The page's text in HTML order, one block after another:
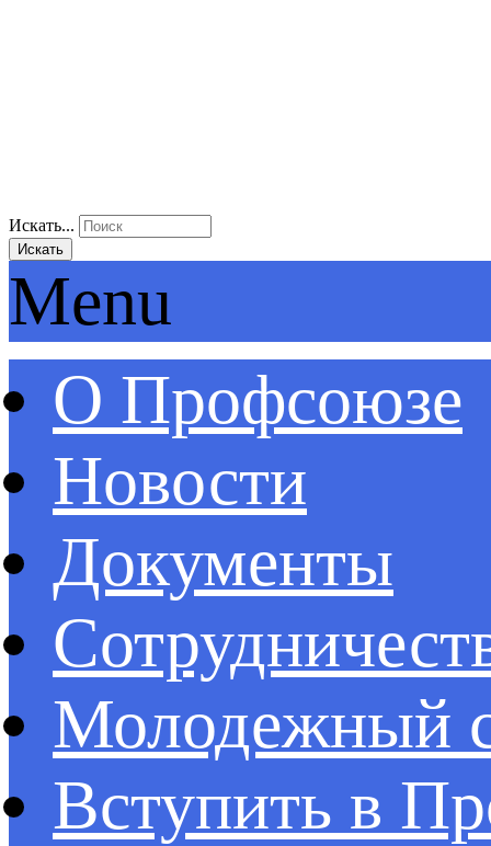
Искать...
Искать
Menu
О Профсоюзе
Новости
Документы
Молодежный
Вступить в